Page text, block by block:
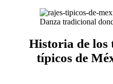
Danza tradicional
Historia de los
típicos de